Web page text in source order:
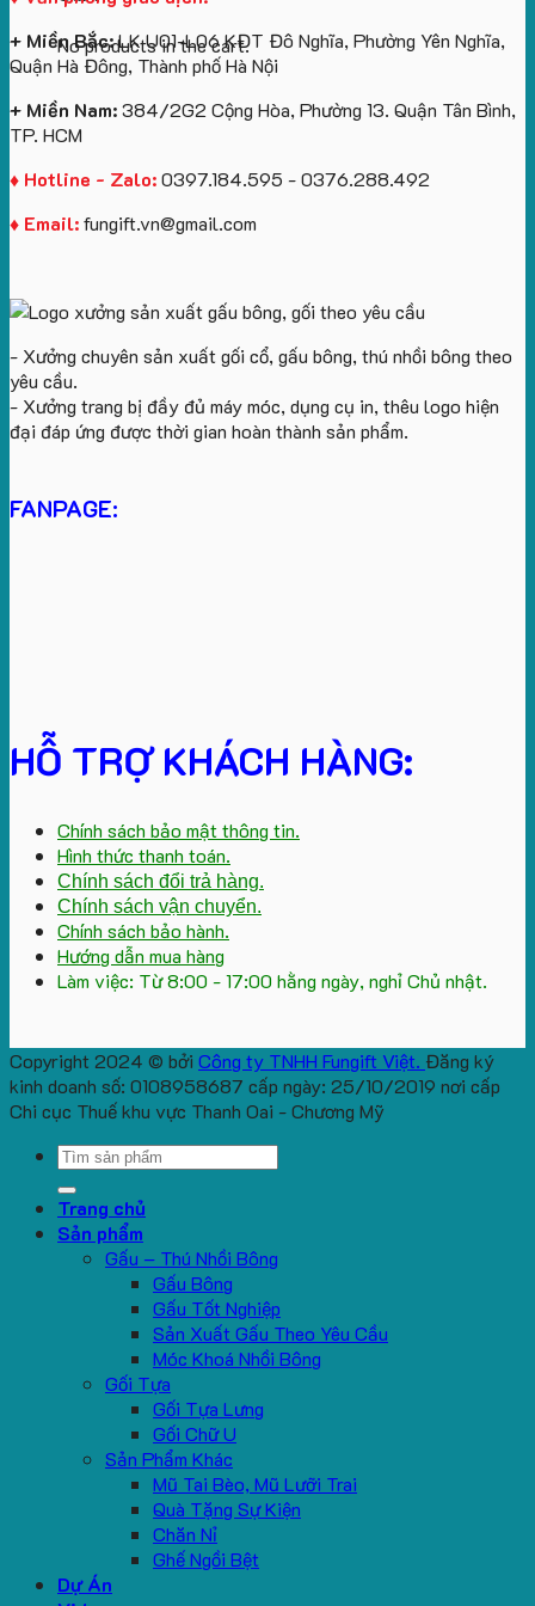
No products in the cart.
+ Miền Bắc:LK U01-L06 KĐT Đô Nghĩa, Phường Yên Nghĩa,
Quận Hà Đông, Thành phố Hà Nội
+ Miền Nam:384/2G2 Cộng Hòa, Phường 13. Quận Tân Bình,
TP. HCM
♦ Hotline - Zalo:0397.184.595 - 0376.288.492
♦ Email:fungift.vn@gmail.com
- Xưởng chuyên sản xuất gối cổ, gấu bông, thú nhồi bông theo
yêu cầu.
- Xưởng trang bị đầy đủ máy móc, dụng cụ in, thêu logo hiện
đại đáp ứng được thời gian hoàn thành sản phẩm.
FANPAGE:
HỖ TRỢ KHÁCH HÀNG:
Chính sách bảo mật thông tin.
Hình thức thanh toán.
Chính sách đổi trả hàng.
Chính sách vận chuyển.
Chính sách bảo hành.
Hướng dẫn mua hàng
Làm việc: Từ 8:00 - 17:00 hằng ngày, nghỉ Chủ nhật.
Copyright 2024 © bởi Công ty TNHH Fungift Việt. Đăng ký
kinh doanh số: 0108958687 cấp ngày: 25/10/2019 nơi cấp
Chi cục Thuế khu vực Thanh Oai - Chương Mỹ
Search
Trang chủ
Sản phẩm
Gấu – Thú Nhồi Bông
Gấu Bông
Gấu Tốt Nghiệp
Sản Xuất Gấu Theo Yêu Cầu
Móc Khoá Nhồi Bông
Gối Tựa
Gối Tựa Lưng
Gối Chữ U
Sản Phẩm Khác
Mũ Tai Bèo, Mũ Lưỡi Trai
Quà Tặng Sự Kiện
Chăn Nỉ
Ghế Ngồi Bệt
Dự Án